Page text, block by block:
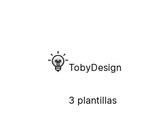
TobyDesign
3 plantillas